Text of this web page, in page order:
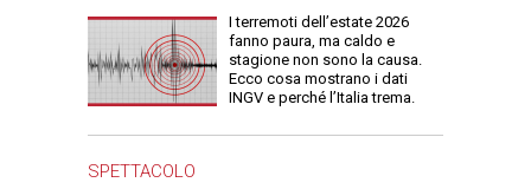
I terremoti dell’estate 2026
fanno paura, ma caldo e
stagione non sono la causa.
Ecco cosa mostrano i dati
INGV e perché l’Italia trema.
SPETTACOLO